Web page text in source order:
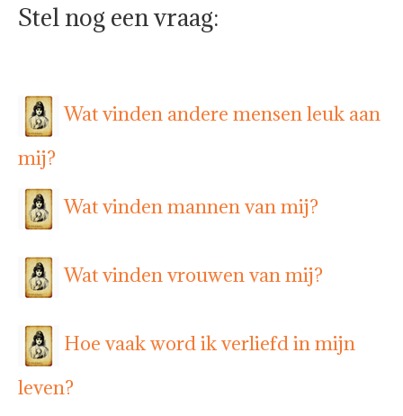
Stel nog een vraag:
Wat vinden andere mensen leuk aan
mij?
Wat vinden mannen van mij?
Wat vinden vrouwen van mij?
Hoe vaak word ik verliefd in mijn
leven?